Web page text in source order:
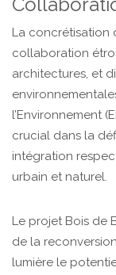
La concrétisation
collaboration
architectures, et
l’Environnement
crucial dans la
intégration
urbain et naturel.
Le projet Bois de
de la
lumière le